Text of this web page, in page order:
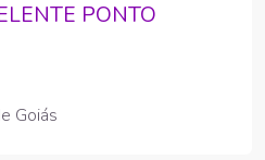
PONTO
Goiás